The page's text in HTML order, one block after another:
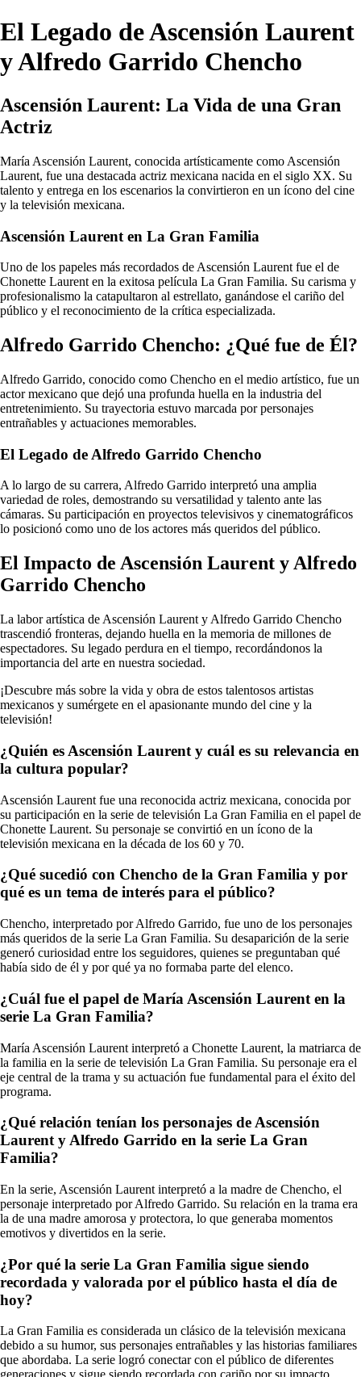
El Legado de Ascensión Laurent
y Alfredo Garrido Chencho
Ascensión Laurent: La Vida de una Gran
Actriz
María Ascensión Laurent, conocida artísticamente como Ascensión
Laurent, fue una destacada actriz mexicana nacida en el siglo XX. Su
talento y entrega en los escenarios la convirtieron en un ícono del cine
y la televisión mexicana.
Ascensión Laurent en La Gran Familia
Uno de los papeles más recordados de Ascensión Laurent fue el de
Chonette Laurent en la exitosa película La Gran Familia. Su carisma y
profesionalismo la catapultaron al estrellato, ganándose el cariño del
público y el reconocimiento de la crítica especializada.
Alfredo Garrido Chencho: ¿Qué fue de Él?
Alfredo Garrido, conocido como Chencho en el medio artístico, fue un
actor mexicano que dejó una profunda huella en la industria del
entretenimiento. Su trayectoria estuvo marcada por personajes
entrañables y actuaciones memorables.
El Legado de Alfredo Garrido Chencho
A lo largo de su carrera, Alfredo Garrido interpretó una amplia
variedad de roles, demostrando su versatilidad y talento ante las
cámaras. Su participación en proyectos televisivos y cinematográficos
lo posicionó como uno de los actores más queridos del público.
El Impacto de Ascensión Laurent y Alfredo
Garrido Chencho
La labor artística de Ascensión Laurent y Alfredo Garrido Chencho
trascendió fronteras, dejando huella en la memoria de millones de
espectadores. Su legado perdura en el tiempo, recordándonos la
importancia del arte en nuestra sociedad.
¡Descubre más sobre la vida y obra de estos talentosos artistas
mexicanos y sumérgete en el apasionante mundo del cine y la
televisión!
¿Quién es Ascensión Laurent y cuál es su relevancia en
la cultura popular?
Ascensión Laurent fue una reconocida actriz mexicana, conocida por
su participación en la serie de televisión La Gran Familia en el papel de
Chonette Laurent. Su personaje se convirtió en un ícono de la
televisión mexicana en la década de los 60 y 70.
¿Qué sucedió con Chencho de la Gran Familia y por
qué es un tema de interés para el público?
Chencho, interpretado por Alfredo Garrido, fue uno de los personajes
más queridos de la serie La Gran Familia. Su desaparición de la serie
generó curiosidad entre los seguidores, quienes se preguntaban qué
había sido de él y por qué ya no formaba parte del elenco.
¿Cuál fue el papel de María Ascensión Laurent en la
serie La Gran Familia?
María Ascensión Laurent interpretó a Chonette Laurent, la matriarca de
la familia en la serie de televisión La Gran Familia. Su personaje era el
eje central de la trama y su actuación fue fundamental para el éxito del
programa.
¿Qué relación tenían los personajes de Ascensión
Laurent y Alfredo Garrido en la serie La Gran
Familia?
En la serie, Ascensión Laurent interpretó a la madre de Chencho, el
personaje interpretado por Alfredo Garrido. Su relación en la trama era
la de una madre amorosa y protectora, lo que generaba momentos
emotivos y divertidos en la serie.
¿Por qué la serie La Gran Familia sigue siendo
recordada y valorada por el público hasta el día de
hoy?
La Gran Familia es considerada un clásico de la televisión mexicana
debido a su humor, sus personajes entrañables y las historias familiares
que abordaba. La serie logró conectar con el público de diferentes